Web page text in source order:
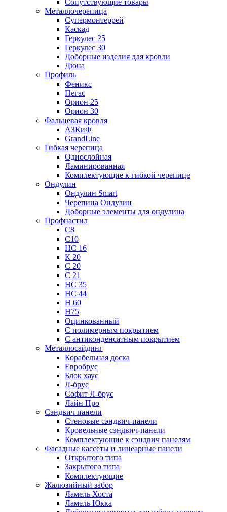
Сопутствующие товары
Металлочерепица
Супермонтеррей
Каскад
Геркулес 25
Геркулес 30
Доборные изделия для кровли
Дюна
Профиль
Феникс
Пегас
Орион 25
Орион 30
Фальцевая кровля
АЗКиФ
GrandLine
Гибкая черепица
Однослойная
Ламинированная
Комплектующие к гибкой черепице
Ондулин
Ондулин Smart
Черепица Ондулин
Доборные элементы для ондулина
Профнастил
С8
С10
НС 16
К 20
С 20
С 21
НС 35
НС 44
Н 60
Н75
Оцинкованный
С полимерным покрытием
С антиконденсатным покрытием
Металлосайдинг
Корабельная доска
Евробрус
Блок хаус
Л-брус
Софит Л-брус
Лайн Про
Сэндвич панели
Стеновые сэндвич-панели
Кровельные сэндвич-панели
Комплектующие к сэндвич панелям
Фасадные кассеты и линеарные панели
Открытого типа
Закрытого типа
Комплектующие
Жалюзийный забор
Ламель Хоста
Ламель Юкка